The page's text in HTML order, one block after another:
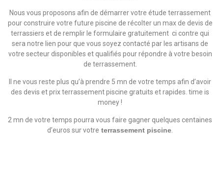
Nous vous proposons afin de démarrer votre étude terrassement
pour construire votre future piscine de récolter un max de devis de
terrassiers et de remplir le formulaire gratuitement ci contre qui
sera notre lien pour que vous soyez contacté par les artisans de
votre secteur disponibles et qualifiés pour répondre à votre besoin
de terrassement.
Il ne vous reste plus qu’à prendre 5 mn de votre temps afin d’avoir
des devis et prix terrassement piscine gratuits et rapides. time is
money !
2 mn de votre temps pourra vous faire gagner quelques centaines
d’euros sur votre terrassement piscine